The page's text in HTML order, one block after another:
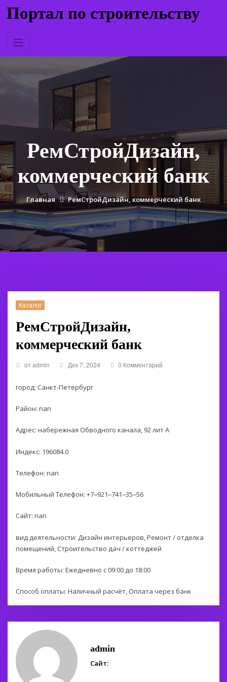
Портал по строительству
РемСтройДизайн,
коммерческий банк
Главная РемСтройДизайн, коммерческий банк
Каталог
РемСтройДизайн,
коммерческий банк
отadmin Дек 7, 2024 0 Комментарий
город: Санкт-Петербург
Район: nan
Адрес: набережная Обводного канала, 92 лит А
Индекс: 196084.0
Телефон: nan
Мобильный Телефон: +7‒921‒741‒35‒56
Сайт: nan
вид деятельности: Дизайн интерьеров, Ремонт / отделка
помещений, Строительство дач / коттеджей
Время работы: Ежедневно с 09:00 до 18:00
Способ оплаты: Наличный расчёт, Оплата через банк
admin
Сайт: